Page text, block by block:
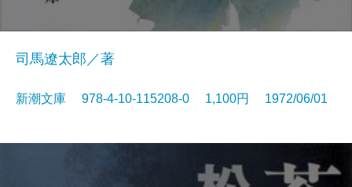
司馬遼太郎／著
新潮文庫 978-4-10-115208-0 1,100円 1972/06/01